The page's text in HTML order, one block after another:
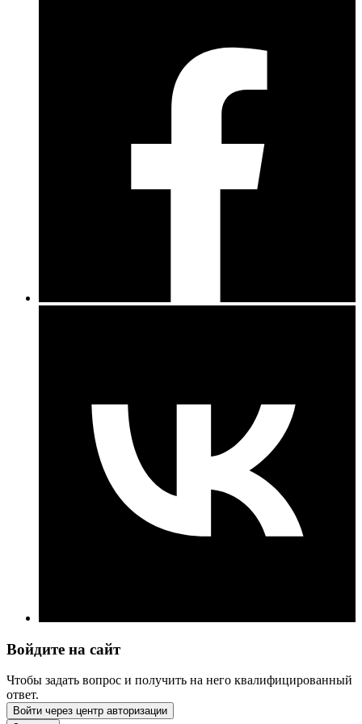
Войдите на сайт
Чтобы задать вопрос и получить на него квалифицированный
ответ.
Войти через центр авторизации